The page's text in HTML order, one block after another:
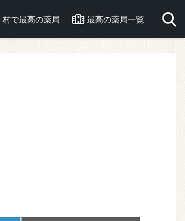
村で最高の薬局 最高の薬局一覧